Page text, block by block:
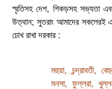
স্মৃতিসহ দেশ, শিকড়সহ সভ্যতা
উত্থান; সুতরাং আমাদের সকলেরই
চোখ রাখা দরকার :
মহুয়া, চন্দ্রাবতী,
মনসা, ফুল্লরা,